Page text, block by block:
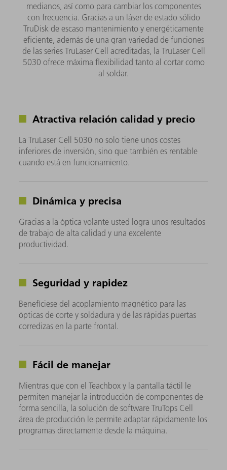
medianos, así como para cambiar los componentes
con frecuencia. Gracias a un láser de estado sólido
TruDisk de escaso mantenimiento y energéticamente
eficiente, además de una gran variedad de funciones
de las series TruLaser Cell acreditadas, la TruLaser Cell
5030 ofrece máxima flexibilidad tanto al cortar como
al soldar.
Atractiva relación calidad y precio
La TruLaser Cell 5030 no solo tiene unos costes
inferiores de inversión, sino que también es rentable
cuando está en funcionamiento.
Dinámica y precisa
Gracias a la óptica volante usted logra unos resultados
de trabajo de alta calidad y una excelente
productividad.
Seguridad y rapidez
Benefíciese del acoplamiento magnético para las
ópticas de corte y soldadura y de las rápidas puertas
corredizas en la parte frontal.
Fácil de manejar
Mientras que con el Teachbox y la pantalla táctil le
permiten manejar la introducción de componentes de
forma sencilla, la solución de software TruTops Cell
área de producción le permite adaptar rápidamente los
programas directamente desde la máquina.